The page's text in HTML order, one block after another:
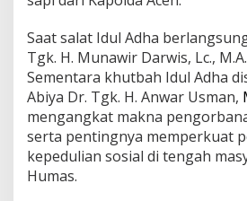
k
n
S
a
t
u
E
k
o
r
Saat salat Idul Adha
Tgk. H. Munawir Darwis, Lc.,
Sementara khutbah Idul Adha
Abiya Dr. Tgk. H. Anwar Usman,
mengangkat makna
serta pentingnya memperkuat
kepedulian sosial di tengah
Humas.